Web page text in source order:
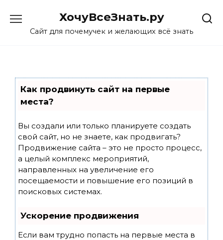
content
ХочуВсеЗнать.ру
Сайт для почемучек и желающих всё знать
Как продвинуть сайт на первые
места?
Вы создали или только планируете создать
свой сайт, но не знаете, как продвигать?
Продвижение сайта – это не просто процесс,
а целый комплекс мероприятий,
направленных на увеличение его
посещаемости и повышение его позиций в
поисковых системах.
Ускорение продвижения
Если вам трудно попасть на первые места в